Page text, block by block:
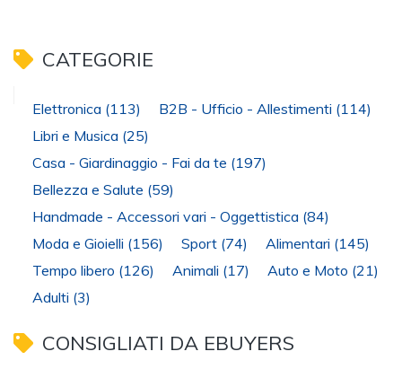
CATEGORIE
Elettronica (113) B2B - Ufficio - Allestimenti (114)
Libri e Musica (25)
Casa - Giardinaggio - Fai da te (197)
Bellezza e Salute (59)
Handmade - Accessori vari - Oggettistica (84)
Moda e Gioielli (156) Sport (74) Alimentari (145)
Tempo libero (126) Animali (17) Auto e Moto (21)
Adulti (3)
CONSIGLIATI DA EBUYERS